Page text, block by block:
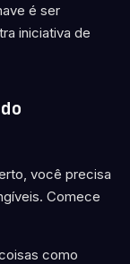
é ser
iniciativa de
você precisa
Comece
como